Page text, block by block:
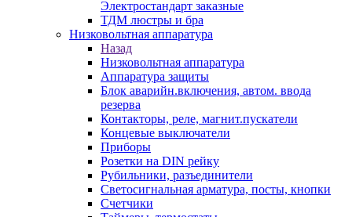
Электростандарт заказные
ТДМ люстры и бра
Низковольтная аппаратура
Назад
Низковольтная аппаратура
Аппаратура защиты
Блок аварийн.включения, автом. ввода
резерва
Контакторы, реле, магнит.пускатели
Концевые выключатели
Приборы
Розетки на DIN рейку
Рубильники, разъединители
Светосигнальная арматура, посты, кнопки
Счетчики